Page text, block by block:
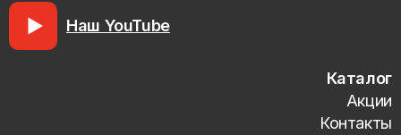
Наш YouTube
Каталог
Акции
Контакты